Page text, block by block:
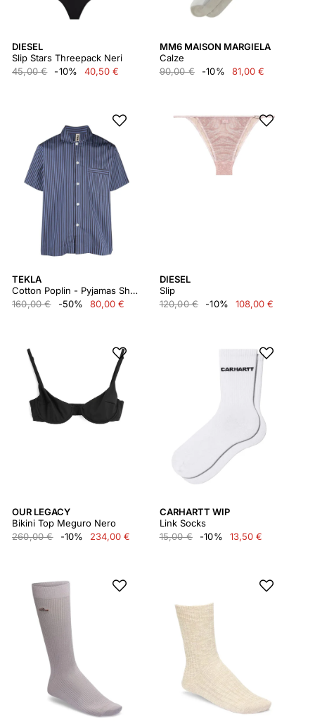
DIESEL
Slip Stars Threepack Neri
45,00 €
-10% 40,50 €
MM6 MAISON MARGIELA
Calze
90,00 €
-10% 81,00 €
TEKLA
Cotton Poplin - Pyjamas Short Sleeve Shirt Swevs
160,00 €
-50% 80,00 €
DIESEL
Slip
120,00 €
-10% 108,00 €
OUR LEGACY
Bikini Top Meguro Nero
260,00 €
-10% 234,00 €
CARHARTT WIP
Link Socks
15,00 €
-10% 13,50 €